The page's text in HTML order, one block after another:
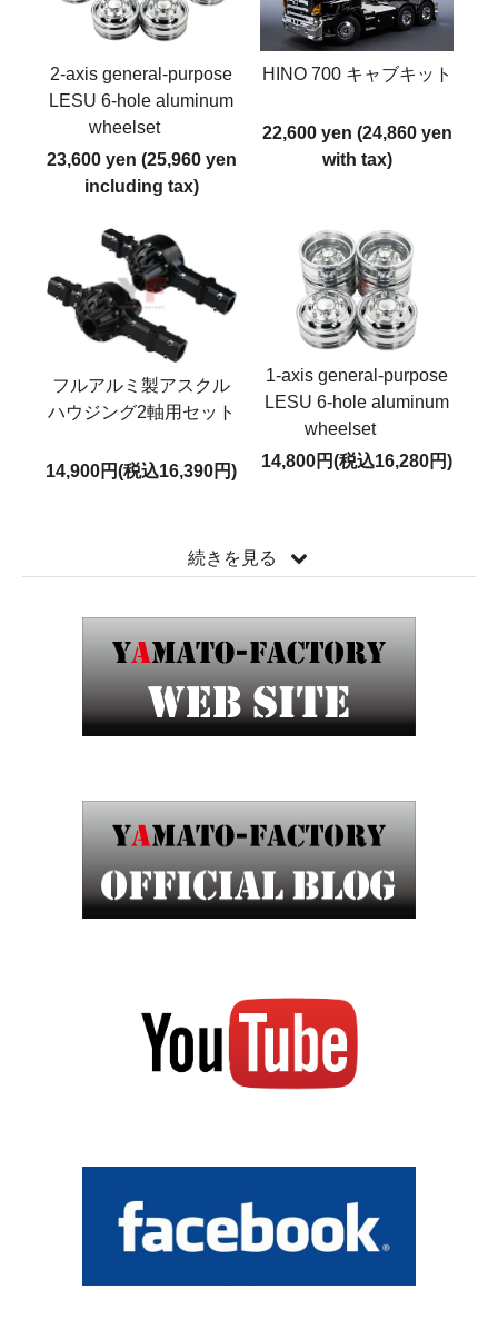
2-axis general-purpose
LESU 6-hole aluminum
wheelset
23,600 yen (25,960 yen
including tax)
HINO 700 キャブキット
22,600 yen (24,860 yen
with tax)
フルアルミ製アスクル
ハウジング2軸用セット
14,900円(税込16,390円)
1-axis general-purpose
LESU 6-hole aluminum
wheelset
14,800円(税込16,280円)
続きを見る